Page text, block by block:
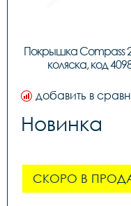
Покрышка Compass
коляска, код
добавить в
Новинка
СКОРО В